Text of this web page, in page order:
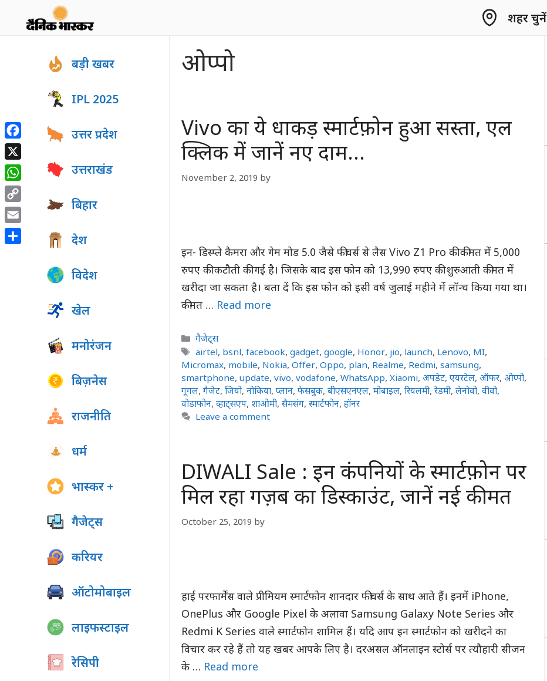
शहर चुनें
ओप्पो
Vivo का ये धाकड़ स्मार्टफ़ोन हुआ सस्ता, एल
क्लिक में जानें नए दाम…
November 2, 2019 by
इन- डिस्प्ले कैमरा और गेम मोड 5.0 जैसे फीचर्स से लैस Vivo Z1 Pro की कीमत में 5,000
रुपए की कटौती की गई है। जिसके बाद इस फोन को 13,990 रुपए की शुरुआती कीमत में
खरीदा जा सकता है। बता दें कि इस फोन को इसी वर्ष जुलाई महीने में लॉन्च किया गया था।
कीमत … Read more
Categories
गैजेट्स
Tags
airtel, bsnl,facebook,gadget,google, Honor, jio, launch, Lenovo, MI,
Micromax, mobile, Nokia, Offer, Oppo, plan, Realme, Redmi, samsung,
smartphone, update, vivo, vodafone, WhatsApp, Xiaomi, अपडेट, एयरटेल, ऑफर, ओप्पो,
गूगल, गैजेट, जियो, नोकिया, प्लान, फेसबुक, बीएसएनएल, मोबाइल, रियलमी, रेडमी, लेनोवो, वीवो,
वोडाफोन, व्हाट्सएप, शाओमी, सैमसंग, स्मार्टफोन, हॉनर
Leave a comment
DIWALI Sale : इन कंपनियों के स्मार्टफ़ोन पर
मिल रहा गज़ब का डिस्काउंट, जानें नई कीमत
October 25, 2019 by
हाई परफार्मेंस वाले प्रीमियम स्मार्टफोन शानदार फीचर्स के साथ आते हैं। इनमें iPhone,
OnePlus और Google Pixel के अलावा Samsung Galaxy Note Series और
Redmi K Series वाले स्मार्टफोन शामिल हैं। यदि आप इन स्मार्टफोन को खरीदने का
विचार कर रहे हैं तो यह खबर आपके लिए है। दरअसल ऑनलाइन स्टोर्स पर त्यौहारी सीजन
के … Read more
बड़ी खबर
IPL 2025
उत्तर प्रदेश
उत्तराखंड
बिहार
देश
विदेश
खेल
मनोरंजन
बिज़नेस
राजनीति
धर्म
भास्कर +
गैजेट्स
करियर
ऑटोमोबाइल
लाइफस्टाइल
रेसिपी
Facebook
X
WhatsApp
Copy
Link
Email